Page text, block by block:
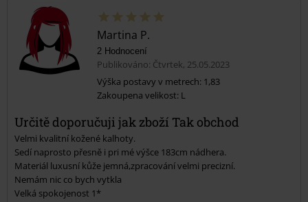
Martina P.
2 Hodnocení
Publikováno: Čtvrtek, 25.05.2023
Výška postavy v metrech: 1,83
Zakoupena velikost: L
Určitě doporučuji jak zboží Tak obchod
Velmi kvalitní kožené kalhoty.
Sedí naprosto přesně i pri mé výšce 183cm nádhera.
Materiál luxusní kůže jemná,zpracování velmi precizní.
Nemám nic co bych vytkla
Velká spokojenost 1*